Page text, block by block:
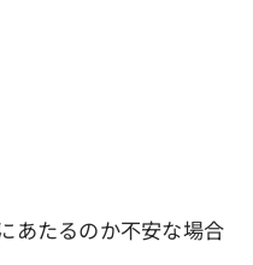
あたるのか不安な場合